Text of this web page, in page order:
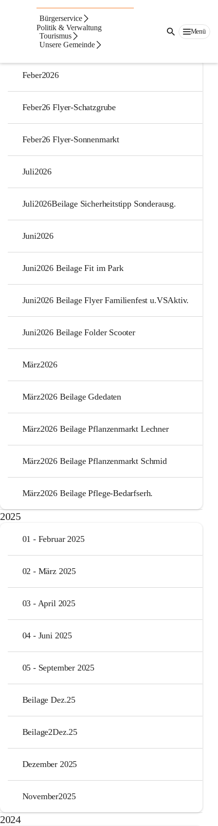
Bürgerservice
Politik & Verwaltung
Tourismus
Unsere Gemeinde
Menü
Gemeindenachrichten
Feber2026
Feber26 Flyer-Schatzgrube
Feber26 Flyer-Sonnenmarkt
Juli2026
Juli2026Beilage Sicherheitstipp Sonderausg.
Juni2026
Juni2026 Beilage Fit im Park
Juni2026 Beilage Flyer Familienfest u.VSAktiv.
Juni2026 Beilage Folder Scooter
März2026
März2026 Beilage Gdedaten
März2026 Beilage Pflanzenmarkt Lechner
März2026 Beilage Pflanzenmarkt Schmid
März2026 Beilage Pflege-Bedarfserh.
2025
01 - Februar 2025
02 - März 2025
03 - April 2025
04 - Juni 2025
05 - September 2025
Beilage Dez.25
Beilage2Dez.25
Dezember 2025
November2025
2024